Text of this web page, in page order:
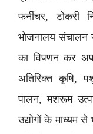
फर्नीचर, टोकरी
भोजनालय संचालन
का विपणन कर
अतिरिक्त कृषि,
पालन, मशरूम
उद्योगों के माध्यम